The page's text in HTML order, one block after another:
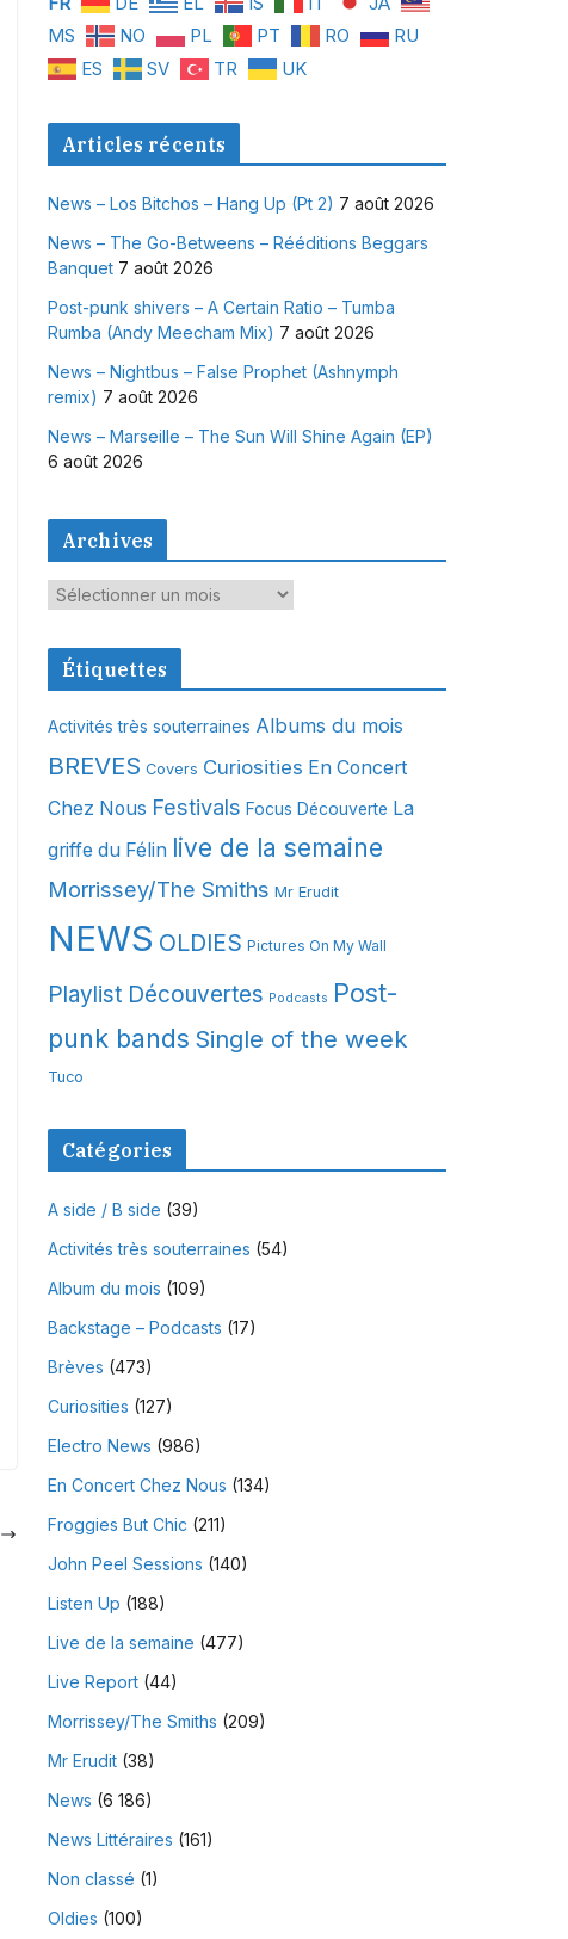
MS
NO PL PT RO
RU
ES
SV TR UK
Articles récents
News – Los Bitchos – Hang Up (Pt 2) 7 août 2026
News – The Go-Betweens – Rééditions Beggars
Banquet 7 août 2026
Post-punk shivers – A Certain Ratio – Tumba
Rumba (Andy Meecham Mix) 7 août 2026
News – Nightbus – False Prophet (Ashnymph
remix) 7 août 2026
News – Marseille – The Sun Will Shine Again (EP)
6 août 2026
Archives
A
c
e
s
Étiquettes
Activités très souterraines Albums du mois
BREVES Covers Curiosities En Concert
Chez Nous Festivals Focus Découverte La
griffe du Félin live de la semaine
Morrissey/The Smiths Mr Erudit
NEWS OLDIES Pictures On My Wall
Playlist Découvertes Podcasts Post-
punk bands Single of the week
Tuco
Catégories
A side / B side (39)
Activités très souterraines (54)
Album du mois (109)
Backstage – Podcasts (17)
Brèves (473)
Curiosities (127)
Electro News (986)
En Concert Chez Nous (134)
Froggies But Chic (211)
John Peel Sessions (140)
Listen Up (188)
Live de la semaine (477)
Live Report(44)
Morrissey/The Smiths (209)
Mr Erudit(38)
News (6 186)
News Littéraires (161)
Non classé (1)
Oldies (100)